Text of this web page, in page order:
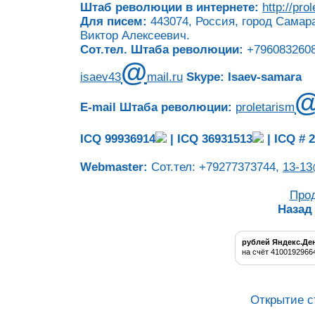
Штаб революции в интернете: http://
Для писем: 443074, Россия, город
Виктор Алексеевич.
Сот.тел. Штаба революции:
isaev43@mail.ru Skype: Isaev-samara
E-mail Штаба революции: proletarism
ICQ 99936914 | ICQ 36931513 | ICQ #
Webmaster: Сот.тел: +79277373744, 13-
Назад
рублей
на счёт
Открытие